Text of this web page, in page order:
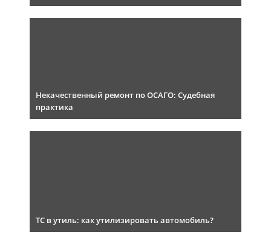
Некачественный ремонт по ОСАГО: Судебная
практика
ТС в утиль: как утилизировать автомобиль?